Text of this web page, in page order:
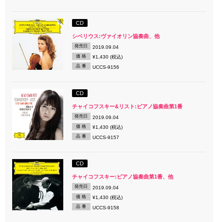
CD
シベリウス:ヴァイオリン協奏曲、他
発売日 2019.09.04
価 格 ¥1,430 (税込)
品 番 UCCS-9156
CD
チャイコフスキー&リスト:ピアノ協奏曲第1番
発売日 2019.09.04
価 格 ¥1,430 (税込)
品 番 UCCS-9157
CD
チャイコフスキー:ピアノ協奏曲第1番、他
発売日 2019.09.04
価 格 ¥1,430 (税込)
品 番 UCCS-9158